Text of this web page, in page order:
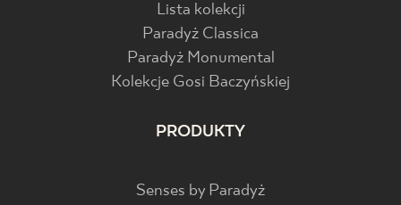
Lista kolekcji
Paradyż Classica
Paradyż Monumental
Kolekcje Gosi Baczyńskiej
PRODUKTY
Senses by Paradyż